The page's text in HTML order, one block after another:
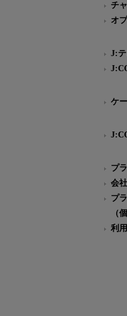
チ
オ
J:
ケ
プ
会
プ
（
利